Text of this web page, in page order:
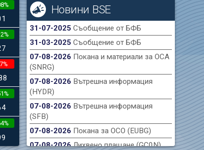
борса публикува финансов отчет на
г.
Новини BSE
31-07-2025 Съобщение от БФБ
31-03-2025 Съобщение от БФБ
07-08-2026 Покана и материали за ОСА
(SNRG)
07-08-2026 Вътрешна информация
(HYDR)
07-08-2026 Вътрешна информация
(SFB)
07-08-2026 Покана за ОСО (EUBG)
07-08-2026Лихвено плащане (GC0N)